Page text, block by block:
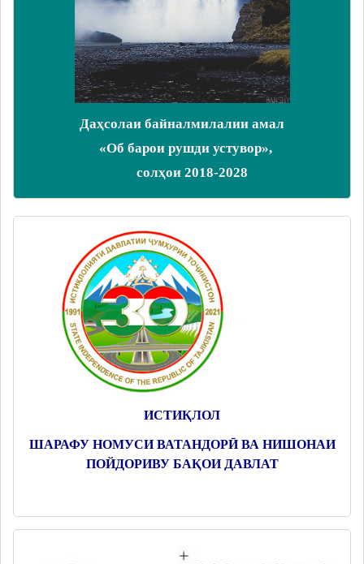
Даҳсолаи байналмилалии амал
«Об барои рушди устувор»,
солҳои 2018-2028
ИСТИҚЛОЛ
ШАРАФУ НОМУСИ ВАТАНДОРӢ ВА НИШОНАИ
ПОЙДОРИВУ БАҚОИ ДАВЛАТ